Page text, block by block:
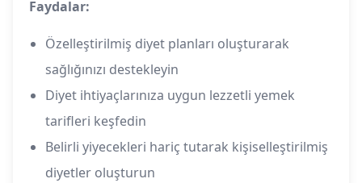
Faydalar:
Özelleştirilmiş diyet planları oluşturarak
sağlığınızı destekleyin
Diyet ihtiyaçlarınıza uygun lezzetli yemek
tarifleri keşfedin
Belirli yiyecekleri hariç tutarak kişiselleştirilmiş
diyetler oluşturun